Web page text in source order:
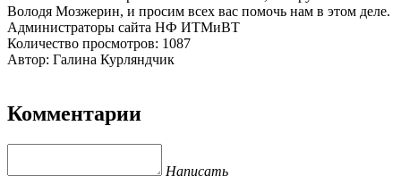
Володя Мозжерин, и просим всех вас помочь нам в этом деле.
Администраторы сайта НФ ИТМиВТ
Количество просмотров: 1087
Автор: Галина Курляндчик
Комментарии
Написать